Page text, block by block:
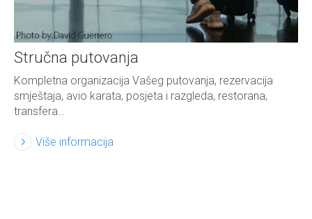
Stručna putovanja
Kompletna organizacija Vašeg putovanja, rezervacija
smještaja, avio karata, posjeta i razgleda, restorana,
transfera…
Više informacija